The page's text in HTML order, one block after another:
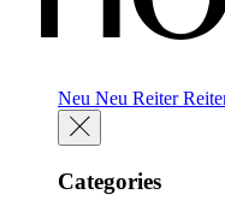
Neu Neu Reiter
Categories